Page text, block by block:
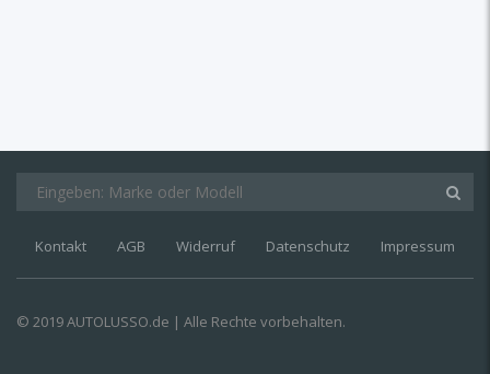
Kontakt AGB Widerruf Datenschutz Impressum
© 2019 AUTOLUSSO.de | Alle Rechte vorbehalten.